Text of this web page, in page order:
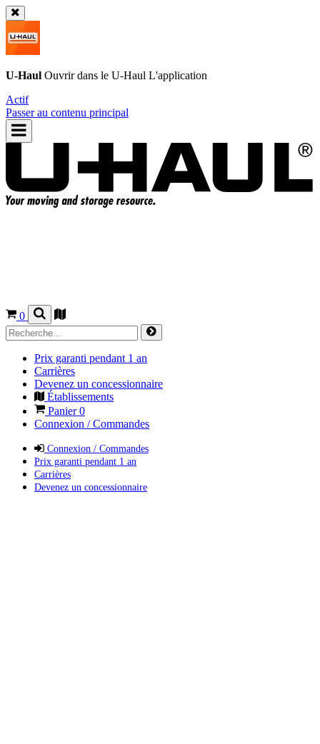
U-Haul Ouvrir dans le U-Haul L'application
Actif
Passer au contenu principal
0
Prix garanti pendant 1 an
Carrières
Devenez un concessionnaire
Établissements
Panier0
Connexion / Commandes
Connexion / Commandes
Prix garanti pendant 1 an
Carrières
Devenez un concessionnaire